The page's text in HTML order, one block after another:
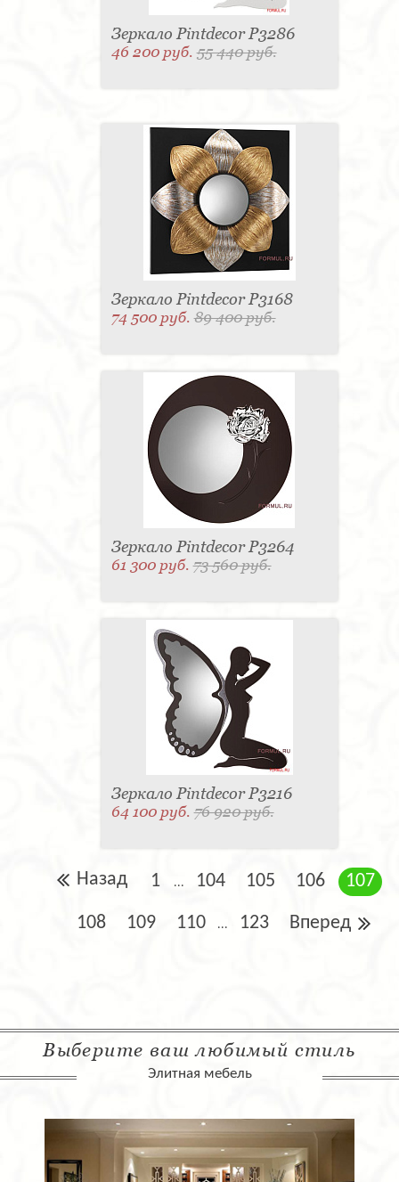
Зеркало Pintdecor P3286
46 200 руб.55 440 руб.
Зеркало Pintdecor P3168
74 500 руб.89 400 руб.
Зеркало Pintdecor P3264
61 300 руб.73 560 руб.
Зеркало Pintdecor P3216
64 100 руб.76 920 руб.
Назад 1 ... 104 105 106 107
108 109 110 ... 123 Вперед
Выберите ваш любимый стиль
Элитная мебель